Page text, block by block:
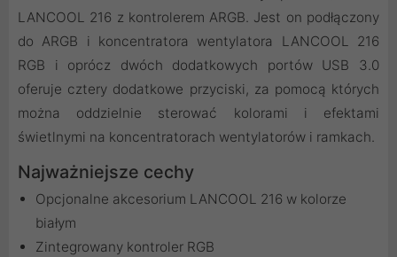
LANCOOL 216 z kontrolerem ARGB. Jest on podłączony
do ARGB i koncentratora wentylatora LANCOOL 216
RGB i oprócz dwóch dodatkowych portów USB 3.0
oferuje cztery dodatkowe przyciski, za pomocą których
można oddzielnie sterować kolorami i efektami
świetlnymi na koncentratorach wentylatorów i ramkach.
Najważniejsze cechy
Opcjonalne akcesorium LANCOOL 216 w kolorze
białym
Zintegrowany kontroler RGB